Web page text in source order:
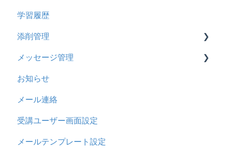
お知らせ
多言語変換
助成金
学習履歴
添削管理
概要
基本操作
採点権限のみを持ったユーザ
採点・承認権限を持ったユーザ
メッセージ管理
基本操作
リンクメッセージスレッド
お知らせ
メール連絡
受講ユーザー画面設定
メールテンプレート設定